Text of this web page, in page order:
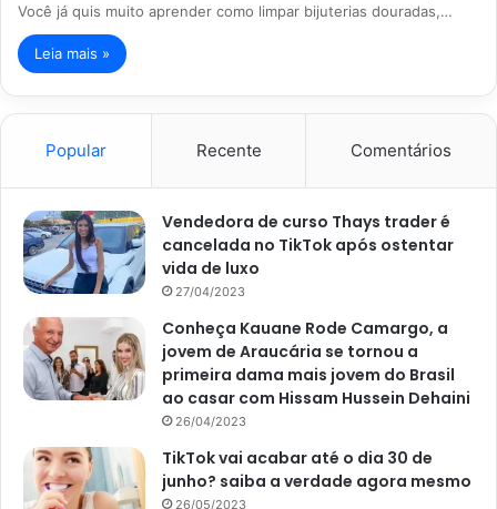
Você já quis muito aprender como limpar bijuterias douradas,…
Leia mais »
Popular Recente Comentários
Vendedora de curso Thays trader é
cancelada no TikTok após ostentar
vida de luxo
27/04/2023
Conheça Kauane Rode Camargo, a
jovem de Araucária se tornou a
primeira dama mais jovem do Brasil
ao casar com Hissam Hussein Dehaini
26/04/2023
TikTok vai acabar até o dia 30 de
junho? saiba a verdade agora mesmo
26/05/2023